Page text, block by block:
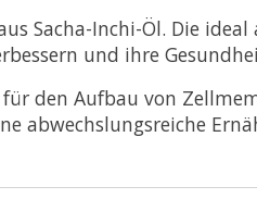
Sacha-Inchi-Öl. Die
und ihre
den Aufbau von
abwechslungsreiche